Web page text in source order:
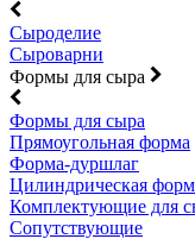
Сыроделие
Сыроварни
Формы для сыра
Формы для сыра
Прямоугольная форма
Форма-дуршлаг
Цилиндрическая
Комплектующие для
Сопутствующие